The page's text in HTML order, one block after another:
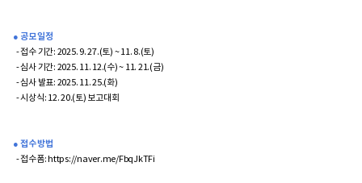
● 공모 일정
- 접수 기간: 2025. 9. 27.(토) ~ 11. 8.(토)
- 심사 기간: 2025. 11. 12.(수) ~ 11. 21.(금)
- 심사 발표: 2025. 11. 25.(화)
- 시상식: 12. 20.(토) 보고대회
● 접수 방법
- 접수폼:https://naver.me/FbqJkTFi